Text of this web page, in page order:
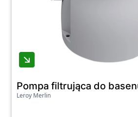
Pompa filtrująca do
Leroy Merlin